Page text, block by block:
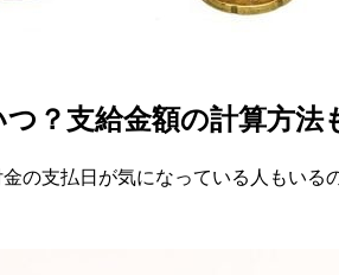
？支給金額の計算方法
の支払日が気になっている人もい